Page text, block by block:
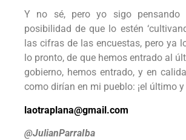
Y no sé, pero yo sigo pensando
posibilidad de que lo estén
las cifras de las encuestas, pero ya
lo pronto, de que hemos entrado al
gobierno, hemos entrado, y en
como dirían en mi pueblo: ¡el último
laotraplana@gmail.com
@JulianParraIba